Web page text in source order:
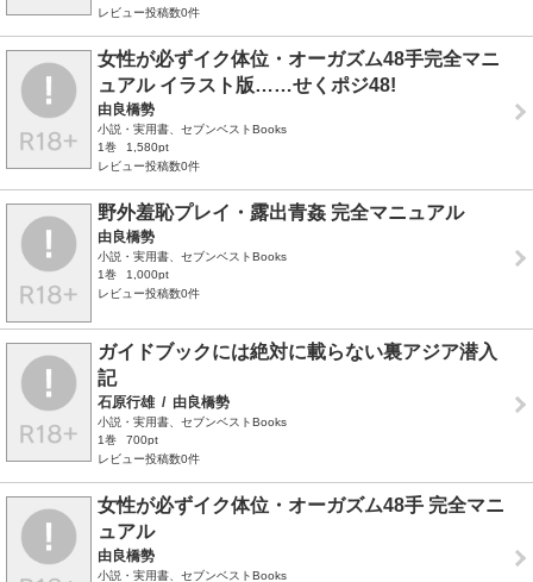
レビュー投稿数0件
女性が必ずイク体位・オーガズム48手完全マニ
ュアル イラスト版……せくポジ48!
由良橋勢
小説・実用書、セブンベストBooks
1巻
1,580pt
レビュー投稿数0件
野外羞恥プレイ・露出青姦 完全マニュアル
由良橋勢
小説・実用書、セブンベストBooks
1巻
1,000pt
レビュー投稿数0件
ガイドブックには絶対に載らない裏アジア潜入
記
石原行雄 / 由良橋勢
小説・実用書、セブンベストBooks
1巻
700pt
レビュー投稿数0件
女性が必ずイク体位・オーガズム48手 完全マニ
ュアル
由良橋勢
小説・実用書、セブンベストBooks